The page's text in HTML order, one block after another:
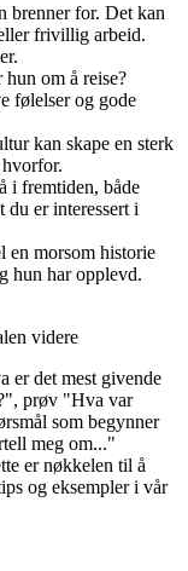
brenner for. Det kan
frivillig arbeid.
om å reise?
følelser og gode
kan skape en sterk
i fremtiden, både
du er interessert i
en morsom historie
hun har opplevd.
videre
er det mest givende
prøv "Hva var
som begynner
meg om..."
er nøkkelen til å
og eksempler i vår